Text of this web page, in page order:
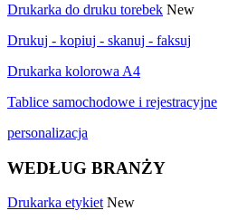
Drukarka do druku torebek New
Drukuj - kopiuj - skanuj - faksuj
Drukarka kolorowa A4
Tablice samochodowe i rejestracyjne
personalizacja
WEDŁUG BRANŻY
Drukarka etykiet New